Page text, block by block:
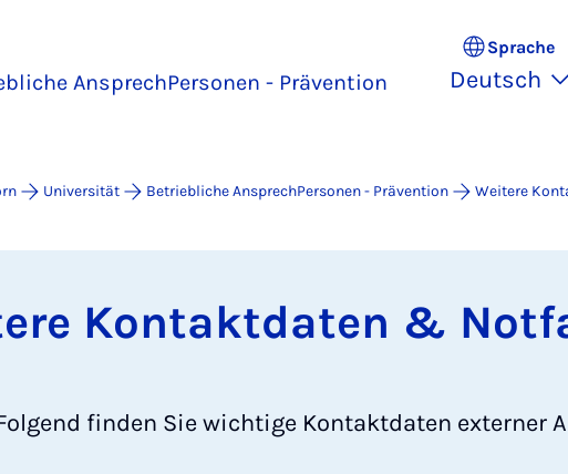
AnsprechPersonen - Prävention
Sprache
Deutsch
Universität Betriebliche AnsprechPersonen - Prävention Weitere
Kontaktdaten &
finden Sie wichtige Kontaktdaten externer